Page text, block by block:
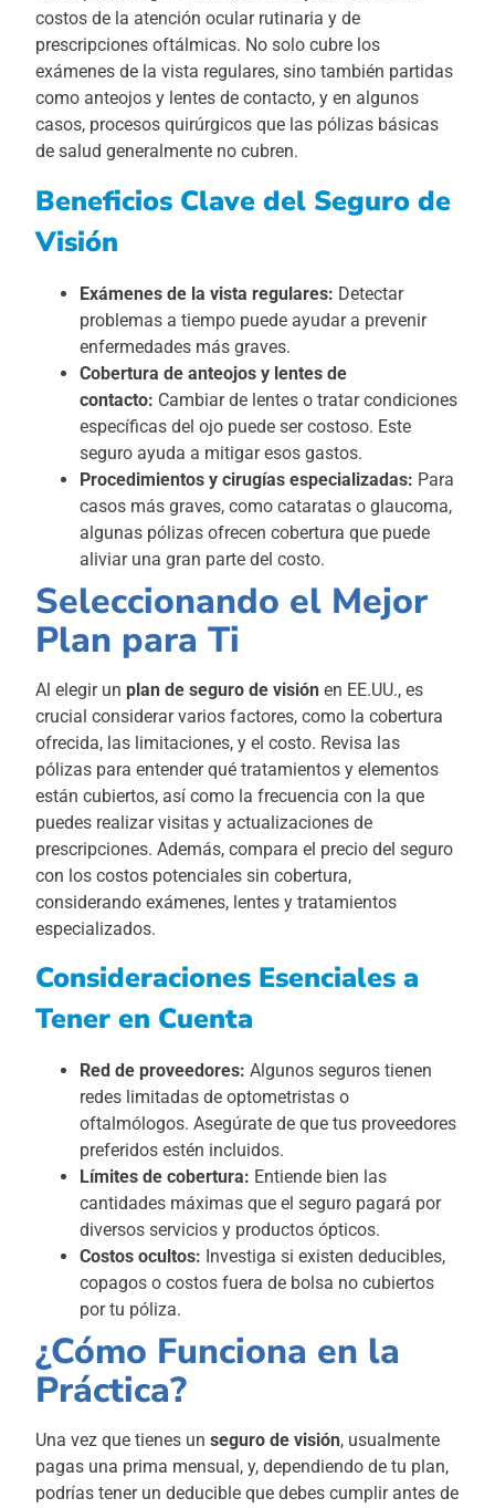
costos de la atención ocular rutinaria y de
prescripciones oftálmicas. No solo cubre los
exámenes de la vista regulares, sino también partidas
como anteojos y lentes de contacto, y en algunos
casos, procesos quirúrgicos que las pólizas básicas
de salud generalmente no cubren.
Beneficios Clave del Seguro de
Visión
Exámenes de la vista regulares: Detectar
problemas a tiempo puede ayudar a prevenir
enfermedades más graves.
Cobertura de anteojos y lentes de
contacto: Cambiar de lentes o tratar condiciones
específicas del ojo puede ser costoso. Este
seguro ayuda a mitigar esos gastos.
Procedimientos y cirugías especializadas: Para
casos más graves, como cataratas o glaucoma,
algunas pólizas ofrecen cobertura que puede
aliviar una gran parte del costo.
Seleccionando el Mejor
Plan para Ti
Al elegir unplan de seguro de visión en EE.UU., es
crucial considerar varios factores, como la cobertura
ofrecida, las limitaciones, y el costo. Revisa las
pólizas para entender qué tratamientos y elementos
están cubiertos, así como la frecuencia con la que
puedes realizar visitas y actualizaciones de
prescripciones. Además, compara el precio del seguro
con los costos potenciales sin cobertura,
considerando exámenes, lentes y tratamientos
especializados.
Consideraciones Esenciales a
Tener en Cuenta
Red de proveedores: Algunos seguros tienen
redes limitadas de optometristas o
oftalmólogos. Asegúrate de que tus proveedores
preferidos estén incluidos.
Límites de cobertura: Entiende bien las
cantidades máximas que el seguro pagará por
diversos servicios y productos ópticos.
Costos ocultos: Investiga si existen deducibles,
copagos o costos fuera de bolsa no cubiertos
por tu póliza.
¿Cómo Funciona en la
Práctica?
Una vez que tienes unseguro de visión, usualmente
pagas una prima mensual, y, dependiendo de tu plan,
podrías tener un deducible que debes cumplir antes de